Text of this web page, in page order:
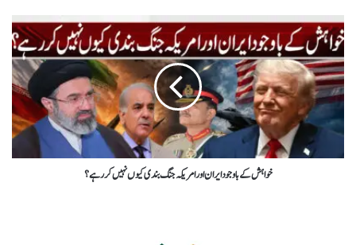
خواہش کے باوجود ایران اور امریکہ جنگ بندی کیوں نہیں کر رہے؟